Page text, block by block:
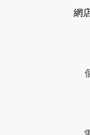
網